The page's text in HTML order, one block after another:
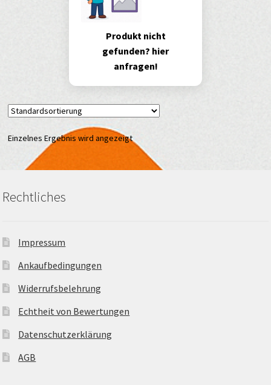
Produkt nicht
gefunden? hier
anfragen!
Einzelnes Ergebnis wird angezeigt
Rechtliches
Impressum
Ankaufbedingungen
Widerrufsbelehrung
Echtheit von Bewertungen
Datenschutzerklärung
AGB